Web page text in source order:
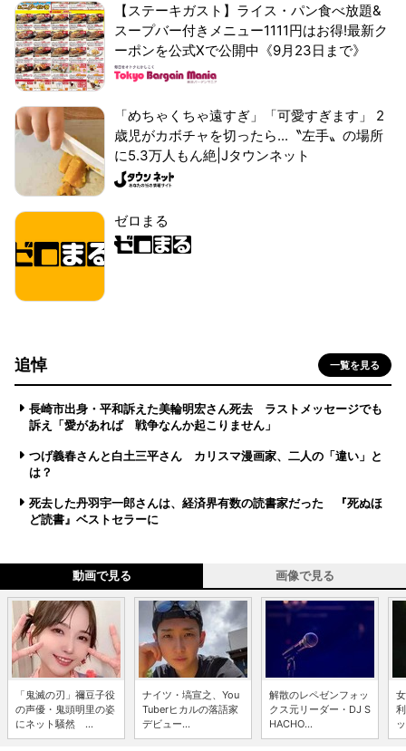
【ステーキガスト】ライス・パン食べ放題&
スープバー付きメニュー1111円はお得!最新ク
ーポンを公式Xで公開中《9月23日まで》
「めちゃくちゃ遠すぎ」「可愛すぎます」 2
歳児がカボチャを切ったら...〝左手〟の場所
に5.3万人もん絶|Jタウンネット
ゼロまる
追悼 一覧を見る
長崎市出身・平和訴えた美輪明宏さん死去 ラストメッセージでも
訴え「愛があれば 戦争なんか起こりません」
つげ義春さんと白土三平さん カリスマ漫画家、二人の「違い」と
は？
死去した丹羽宇一郎さんは、経済界有数の読書家だった 『死ぬほ
ど読書』ベストセラーに
動画で見る 画像で見る
「鬼滅の刃」禰豆子役
の声優・鬼頭明里の姿
にネット騒然 ...
ナイツ・塙宣之、You
Tuberヒカルの落語家
デビュー...
解散のレペゼンフォッ
クス元リーダー・DJ S
HACHO...